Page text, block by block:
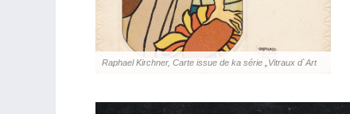
Raphael Kirchner, Carte issue de ka série „Vitraux d`Art